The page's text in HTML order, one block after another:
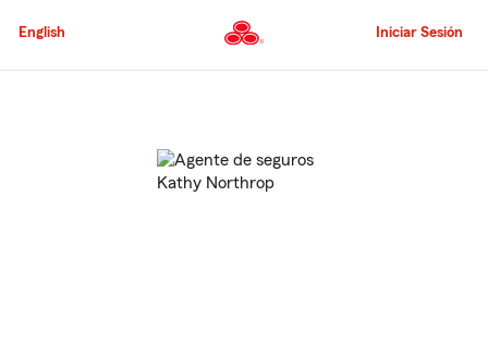
al
principal
English Iniciar Sesión